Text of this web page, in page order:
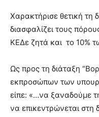
Χαρακτήρισε θετική τη
διασφαλίζει τους
ΚΕΔε ζητά και το 10%
Ως προς τη διάταξη
εκπροσώπων των
είπε: «…να ξαναδούμε
να επικεντρώνεται στη